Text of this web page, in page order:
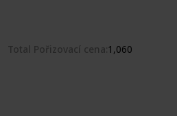
Total Pořizovací cena 1,060